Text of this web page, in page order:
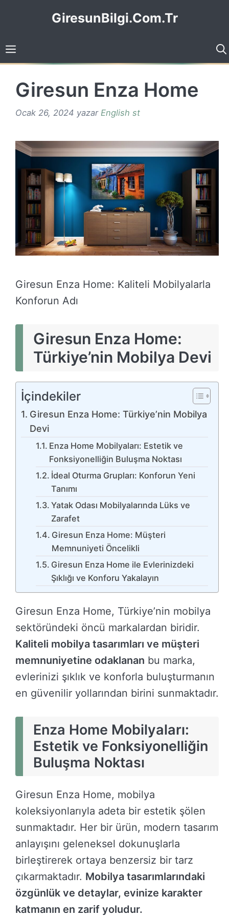
GiresunBilgi.Com.Tr
Giresun Enza Home
Ocak 26, 2024 yazar English st
Giresun Enza Home: Kaliteli Mobilyalarla
Konforun Adı
Giresun Enza Home:
Türkiye’nin Mobilya Devi
İçindekiler
Giresun Enza Home: Türkiye’nin Mobilya
Devi
Enza Home Mobilyaları: Estetik ve
Fonksiyonelliğin Buluşma Noktası
İdeal Oturma Grupları: Konforun Yeni
Tanımı
Yatak Odası Mobilyalarında Lüks ve
Zarafet
Giresun Enza Home: Müşteri
Memnuniyeti Öncelikli
Giresun Enza Home ile Evlerinizdeki
Şıklığı ve Konforu Yakalayın
Giresun Enza Home, Türkiye’nin mobilya
sektöründeki öncü markalardan biridir.
Kaliteli mobilya tasarımları ve müşteri
memnuniyetine odaklanan bu marka,
evlerinizi şıklık ve konforla buluşturmanın
en güvenilir yollarından birini sunmaktadır.
Enza Home Mobilyaları:
Estetik ve Fonksiyonelliğin
Buluşma Noktası
Giresun Enza Home, mobilya
koleksiyonlarıyla adeta bir estetik şölen
sunmaktadır. Her bir ürün, modern tasarım
anlayışını geleneksel dokunuşlarla
birleştirerek ortaya benzersiz bir tarz
çıkarmaktadır. Mobilya tasarımlarındaki
özgünlük ve detaylar, evinize karakter
katmanın en zarif yoludur.